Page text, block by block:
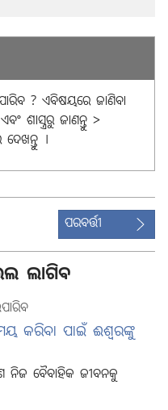
? ଏବିଷୟରେ ଜାଣିବା
ଶାସ୍ତ୍ରରୁ ଜାଣନ୍ତୁ >
।
ପରବର୍ତ୍ତୀ
ଲାଗିବ
କରିବା ପାଇଁ ଈଶ୍ୱରଙ୍କୁ
ନିଜ ବୈବାହିକ ଜୀବନକୁ